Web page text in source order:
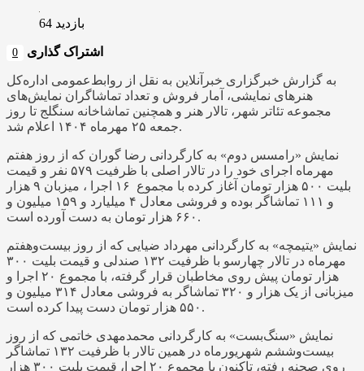
بازدید 64
اشتراک گذاری 0
به گزارش خبرگزاری خبرآنلاین به نقل از روابط‌عمومی اداره‌کل‌
هنرهای‌ نمایشی، آمار فروش و تعداد تماشاگران نمایش‌های
مجموعه‌ تئاتر شهر، تالار ‌هنر و همچنین تماشاخانه سنگلج تا روز
جمعه ۲۵ مهرماه ۱۴۰۴ اعلام شد.
نمایش «رامسس دوم» به کارگردانی رضا گوران که از روز هفتم
مهرماه اجرای خود را در تالار اصلی با ظرفیت ۵۷۹ نفر و قیمت
بلیت ۵۰۰ هزار تومان آغاز کرده با مجموع ۱۶ اجرا ، میزبان ۹ هزار
و ۱۱۱ تماشاگر بوده و فروشی معادل ۴ میلیارد و ۱۵۹ میلیون و
۶۶۰ هزار تومان به دست آورده است.
نمایش «یتیمچه» به کارگردانی مهرداد ضیایی که از روز بیست‌وهفتم
مهرماه در تالار چهارسو با ظرفیت ۱۳۲ صندلی و قیمت بلیت ۳۰۰
هزار تومان پیش روی مخاطبان قرار گرفته، با مجموع ۲۰ اجرا و
میزبانی از یک هزار و ۳۲۰ تماشاگر به فروشی معادل ۳۱۴ میلیون و
۵۵۰ هزار تومان دست پیدا کرده است.
نمایش «سنگ‌بست» به کارگردانی محمدمهدی خاتمی که از روز
بیست‌وششم شهریورماه در همین تالار با ظرفیت ۱۳۲ تماشاگر
روی صحنه رفته، تاکنون با مجموع ۲۰ اجرا، قیمت بلیت ۳۰۰ هزار